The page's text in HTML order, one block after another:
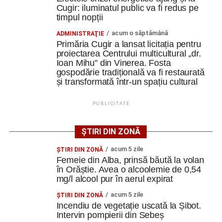
O altă realizare pe care am avut-o aici a fost proiectarea
în timp de o lună a unei cupele. Un aplicator de vopsea se
numește clopot, clopot de vopsea, și are o cupelă care se
învârte cu până la 70 de mii de rotații pe minut, făcând
atomizarea vopselei. Dumnezeu mi-a ajutat să fac într-o
lună cupela asta, fără să mă inspir de niciunde, doar
bazat pe fizică, pe mecanica fluidelor, pe electrostatică”
Constantin PREDESCU
Adaugă cugirinfo.ro ca sursă
preferată pe Google
Adaugă cugirinfo.ro ca sursă
preferată pe Google
Ultimele știri din Cugir
pregătire: Metalurgistul Cugir – FC Inter Sibiu 1-0
Cum și-a construit un informatician din Cugir propria
mașină solară. Vehiculul a ajuns și la o expoziție din
Trei profesori ai Colegiului Național „David Prodan”
Cugir și-au perfecționat competențele prin
mobilități Erasmus+ în Croația
Cugir: iluminatul public va fi redus pe
timpul nopții
ADMINISTRAŢIE acum o săptămână
Primăria Cugir a lansat licitația pentru
proiectarea Centrului multicultural „dr.
Ioan Mihu” din Vinerea. Fosta
gospodărie tradițională va fi restaurată
și transformată într-un spațiu cultural
PUBLICITATE
ȘTIRI DIN ZONĂ
ŞTIRI DIN ZONĂ acum 5 zile
Femeie din Alba, prinsă băută la volan
în Orăștie. Avea o alcoolemie de 0,54
mg/l alcool pur în aerul expirat
ŞTIRI DIN ZONĂ acum 5 zile
Incendiu de vegetație uscată la Șibot.
Intervin pompierii din Sebeș